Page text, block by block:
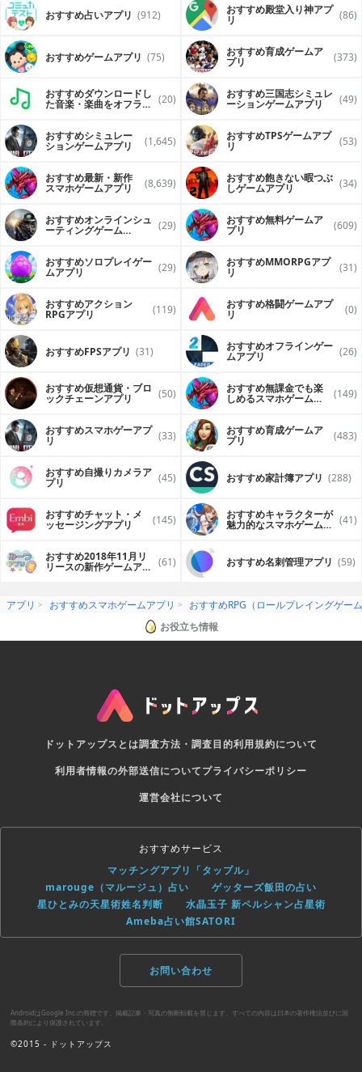
おすすめ占いアプリ (912) おすすめ殿堂入り神アプ
リ (86)
おすすめゲームアプリ (75) おすすめ育成ゲームア
プリ (373)
おすすめダウンロードし
た音楽・楽曲をオフライ (20) おすすめ三国志シミュレ
ーションゲームアプリ (49)
おすすめシミュレー
ションゲームアプリ (1,645) おすすめTPSゲームアプ
リ (53)
おすすめ最新・新作
スマホゲームアプリ (8,639) おすすめ飽きない暇つぶ
しゲームアプリ (34)
おすすめオンラインシュ
ーティングゲーム (29) おすすめ無料ゲームア
プリ (609)
おすすめソロプレイゲー
ムアプリ (29) おすすめ MMORPGアプ
リ (31)
おすすめアクション
RPGアプリ (119) おすすめ格闘ゲームアプ
リ (0)
おすすめFPSアプリ (31) おすすめオフラインゲー
ムアプリ (26)
おすすめ仮想通貨・ブロ
ックチェーンアプリ (50) おすすめ無課金でも楽
しめるスマホゲームア (149)
おすすめスマホゲーアプ
リ (33) おすすめ育成ゲームア
プリ (483)
おすすめ自撮りカメラア
プリ (45) おすすめ家計簿アプリ (288)
おすすめチャット・メ
ッセージングアプリ (145) おすすめキャラクターが
魅力的なスマホゲームア (41)
おすすめ2018年11月リ
リースの新作ゲームアプ (61) おすすめ名刺管理アプリ (59)
アプリ おすすめスマホゲームアプリ
おすすめRPG（ロールプレイングゲー
お役立ち情報
ドットアップスとは調査方法・調査目的利用規約について
利用者情報の外部送信についてプライバシーポリシー
運営会社について
おすすめサービス
マッチングアプリ「タップル」
marouge（マルージュ）占い
ゲッターズ飯田の占い
星ひとみの天星術姓名判断
水晶玉子 新ペルシャン占星術
Ameba占い館SATORI
お問い合わせ
AndroidはGoogle Inc.の商標です。掲載記事・写真の無断転載を禁じます。すべての内容は日本の著作権法並びに国
際条約により保護されています。
©2015 - ドットアップス